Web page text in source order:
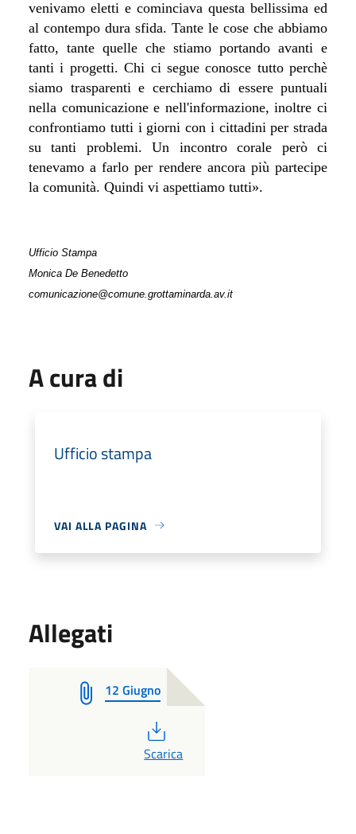
venivamo eletti e cominciava questa bellissima ed
al contempo dura sfida. Tante le cose che abbiamo
fatto, tante quelle che stiamo portando avanti e
tanti i progetti. Chi ci segue conosce tutto perchè
siamo trasparenti e cerchiamo di essere puntuali
nella comunicazione e nell'informazione, inoltre ci
confrontiamo tutti i giorni con i cittadini per strada
su tanti problemi. Un incontro corale però ci
tenevamo a farlo per rendere ancora più partecipe
la comunità. Quindi vi aspettiamo tutti».
Ufficio Stampa
Monica De Benedetto
comunicazione@comune.grottaminarda.av.it
A cura di
Ufficio stampa
VAI ALLA PAGINA
Allegati
12 Giugno
PDF
Scarica